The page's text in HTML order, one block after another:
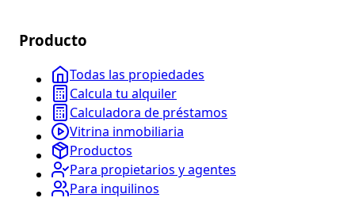
Producto
Todas las propiedades
Calcula tu alquiler
Calculadora de préstamos
Vitrina inmobiliaria
Productos
Para propietarios y agentes
Para inquilinos